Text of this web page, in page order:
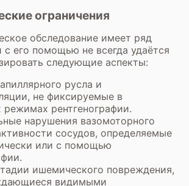
ограничения
обследование имеет ряд
с его помощью не всегда удаётся
следующие аспекты:
русла и
не фиксируемые в
режимах рентгенографии.
нарушения вазомоторного
сосудов, определяемые
или с помощью
ишемического повреждения,
видимыми